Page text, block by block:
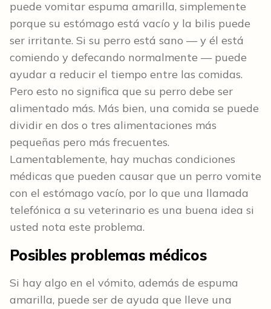
puede vomitar espuma amarilla, simplemente
porque su estómago está vacío y la bilis puede
ser irritante. Si su perro está sano — y él está
comiendo y defecando normalmente — puede
ayudar a reducir el tiempo entre las comidas.
Pero esto no significa que su perro debe ser
alimentado más. Más bien, una comida se puede
dividir en dos o tres alimentaciones más
pequeñas pero más frecuentes.
Lamentablemente, hay muchas condiciones
médicas que pueden causar que un perro vomite
con el estómago vacío, por lo que una llamada
telefónica a su veterinario es una buena idea si
usted nota este problema.
Posibles problemas médicos
Si hay algo en el vómito, además de espuma
amarilla, puede ser de ayuda que lleve una